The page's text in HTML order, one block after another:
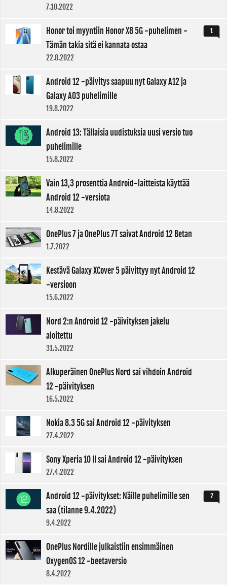
7.10.2022
1
Honor toi myyntiin Honor X8 5G -puhelimen -
Tämän takia sitä ei kannata ostaa
22.8.2022
Android 12 -päivitys saapuu nyt Galaxy A12 ja
Galaxy A03 puhelimille
19.8.2022
Android 13: Tällaisia uudistuksia uusi versio tuo
puhelimille
15.8.2022
Vain 13,3 prosenttia Android-laitteista käyttää
Android 12 -versiota
14.8.2022
OnePlus 7 ja OnePlus 7T saivat Android 12 Betan
1.7.2022
Kestävä Galaxy XCover 5 päivittyy nyt Android 12
-versioon
15.6.2022
Nord 2:n Android 12 -päivityksen jakelu
aloitettu
31.5.2022
Alkuperäinen OnePlus Nord sai vihdoin Android
12 -päivityksen
16.5.2022
Nokia 8.3 5G sai Android 12 -päivityksen
27.4.2022
Sony Xperia 10 II sai Android 12 -päivityksen
27.4.2022
2
Android 12 -päivitykset: Näille puhelimille sen
saa (tilanne 9.4.2022)
9.4.2022
OnePlus Nordille julkaistiin ensimmäinen
OxygenOS 12 -beetaversio
8.4.2022